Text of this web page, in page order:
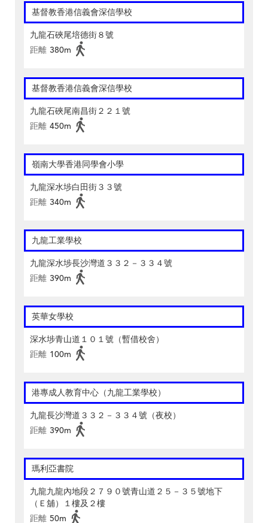
基督教香港信義會深信學校
九龍石硤尾培德街８號
距離 380m
基督教香港信義會深信學校
九龍石硤尾南昌街２２１號
距離 450m
嶺南大學香港同學會小學
九龍深水埗白田街３３號
距離 340m
九龍工業學校
九龍深水埗長沙灣道３３２－３３４號
距離 390m
英華女學校
深水埗青山道１０１號（暫借校舍）
距離 100m
港專成人教育中心（九龍工業學校）
九龍長沙灣道３３２－３３４號（夜校）
距離 390m
瑪利亞書院
九龍九龍內地段２７９０號青山道２５－３５號地下
（Ｅ舖）１樓及２樓
距離 50m